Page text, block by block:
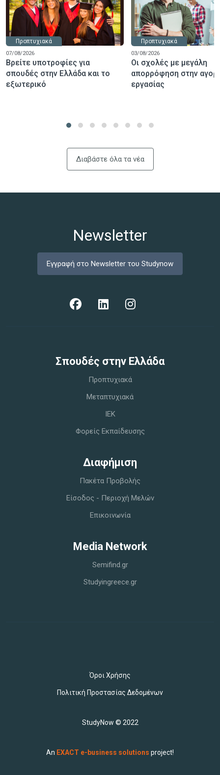
Προπτυχιακά
07/08/2026
Βρείτε υποτροφίες για
σπουδές στην Ελλάδα και το
εξωτερικό
Προπτυχιακά
03/08/2026
Οι σχολές με μεγάλη
απορρόφηση στην
εργασίας
Διαβάστε όλα τα νέα
Newsletter
Εγγραφή στο Newsletter του Studynow
Σπoυδές στην Ελλάδα
Προπτυχιακά
Μεταπτυχιακά
IEK
Φορείς Εκπαίδευσης
Διαφήμιση
Πακέτα Προβολής
Είσοδος - Περιοχή Μελών
Επικοινωνία
Media Network
Semifind.gr
Studyingreece.gr
Όροι Χρήσης
Πολιτική Προστασίας Δεδομένων
StudyNow © 2022
An EXACT e-business solutions project!